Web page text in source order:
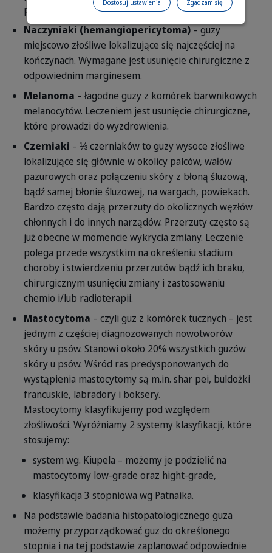
przerzuty, wymagane jest usunięcie chirurgiczne.
Naczyniaki (hemangiopericytoma)– guzy
miejscowo złośliwe lokalizujące się najczęściej na
kończynach. Wymagane jest usunięcie chirurgiczne z
odpowiednim marginesem.
Melanoma – łagodne guzy z komórek barwnikowych
melanocytów. Leczeniem jest usunięcie chirurgiczne,
które prowadzi do wyzdrowienia.
Czerniaki – ⅓ czerniaków to guzy wysoce złośliwe
lokalizujące się głównie w okolicy palców, wałów
pazurowych oraz połączeniu skóry z błoną śluzową,
bądź samej błonie śluzowej, na wargach, powiekach.
Bardzo często dają przerzuty do okolicznych węzłów
chłonnych i do innych narządów. Przerzuty często są
już obecne w momencie wykrycia zmiany. Leczenie
polega przede wszystkim na określeniu stadium
choroby i stwierdzeniu przerzutów bądź ich braku,
chirurgicznym usunięciu zmiany i zastosowaniu
chemio i/lub radioterapii.
Mastocytoma – czyli guz z komórek tucznych – jest
jednym z częściej diagnozowanych nowotworów
skóry u psów. Stanowi około 20% wszystkich guzów
skóry u psów. Wśród ras predysponowanych do
wystąpienia mastocytomy są m.in. shar pei, buldożki
francuskie, labradory i boksery.
Mastocytomy klasyfikujemy pod względem
złośliwości. Wyróżniamy 2 systemy klasyfikacji, które
stosujemy:
system wg. Kiupela – możemy je podzielić na
mastocytomy low-grade oraz hight-grade,
klasyfikacja 3 stopniowa wg Patnaika.
Na podstawie badania histopatologicznego guza
możemy przyporządkować guz do określonego
stopnia i na tej podstawie zaplanować odpowiednie
Zgadzam się
Dostosuj ustawienia